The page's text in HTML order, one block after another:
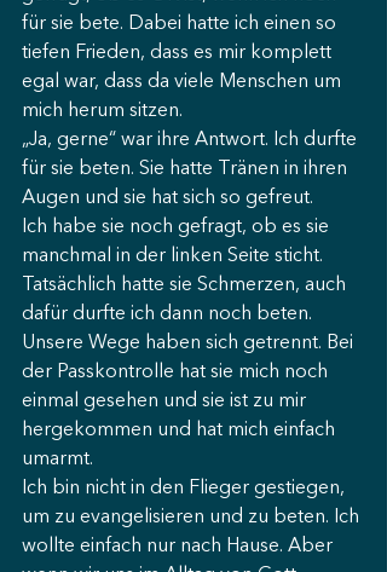
für sie bete. Dabei hatte ich einen so
tiefen Frieden, dass es mir komplett
egal war, dass da viele Menschen um
mich herum sitzen.
„Ja, gerne“ war ihre Antwort. Ich durfte
für sie beten. Sie hatte Tränen in ihren
Augen und sie hat sich so gefreut.
Ich habe sie noch gefragt, ob es sie
manchmal in der linken Seite sticht.
Tatsächlich hatte sie Schmerzen, auch
dafür durfte ich dann noch beten.
Unsere Wege haben sich getrennt. Bei
der Passkontrolle hat sie mich noch
einmal gesehen und sie ist zu mir
hergekommen und hat mich einfach
umarmt.
Ich bin nicht in den Flieger gestiegen,
um zu evangelisieren und zu beten. Ich
wollte einfach nur nach Hause. Aber